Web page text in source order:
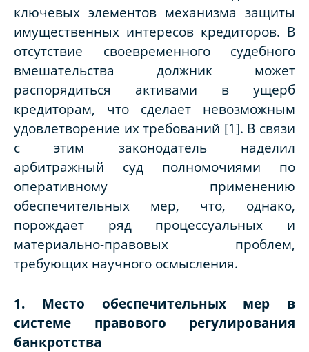
ключевых элементов механизма защиты
имущественных интересов кредиторов. В
отсутствие своевременного судебного
вмешательства должник может
распорядиться активами в ущерб
кредиторам, что сделает невозможным
удовлетворение их требований [1]. В связи
с этим законодатель наделил
арбитражный суд полномочиями по
оперативному применению
обеспечительных мер, что, однако,
порождает ряд процессуальных и
материально-правовых проблем,
требующих научного осмысления.
1. Место обеспечительных мер в
системе правового регулирования
банкротства